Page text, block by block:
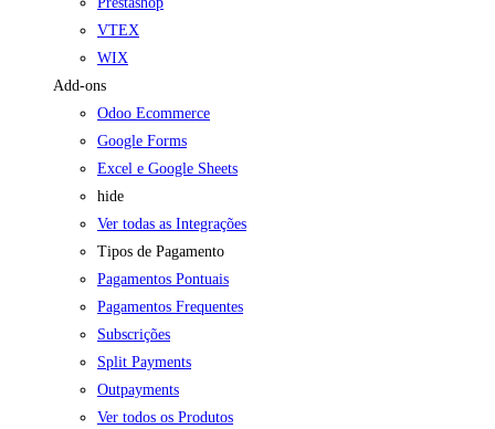
VTEX
WIX
Add-ons
Odoo Ecommerce
Google Forms
Excel e Google Sheets
hide
Ver todas as Integrações
Tipos de Pagamento
Pagamentos Pontuais
Pagamentos Frequentes
Subscrições
Split Payments
Outpayments
Ver todos os Produtos